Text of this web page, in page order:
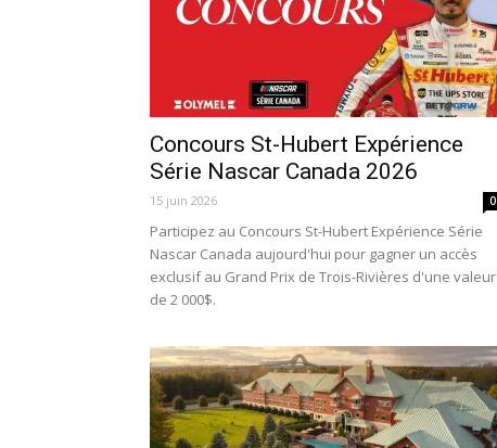
Concours St-Hubert Expérience
Série Nascar Canada 2026
15 juin 2026 0
Participez au Concours St-Hubert Expérience Série
Nascar Canada aujourd'hui pour gagner un accès
exclusif au Grand Prix de Trois-Rivières d'une valeur
de 2 000$.